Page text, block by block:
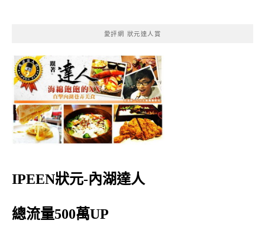
愛評網 狀元達人賞
IPEEN狀元-內湖達人
總流量500萬UP